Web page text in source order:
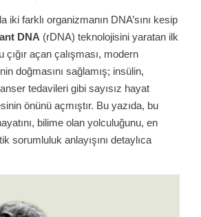
iki farklı organizmanın DNA’sını kesip
DNA (rDNA) teknolojisini yaratan ilk
çığır açan çalışması, modern
doğmasını sağlamış; insülin,
tedavileri gibi sayısız hayat
önünü açmıştır. Bu yazıda, bu
bilime olan yolculuğunu, en
sorumluluk anlayışını detaylıca